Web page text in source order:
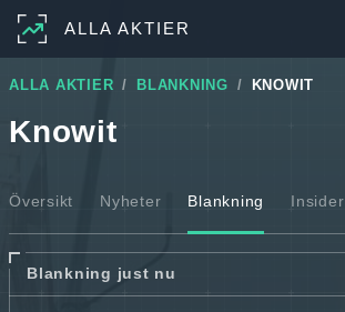
ALLA AKTIER
ALLA AKTIER BLANKNING KNOWIT
Knowit
Översikt Nyheter Blankning Insider
Blankning just nu